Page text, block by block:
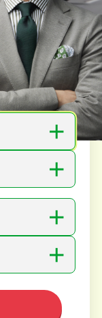
定
定いたします
＋
＋
＋
＋